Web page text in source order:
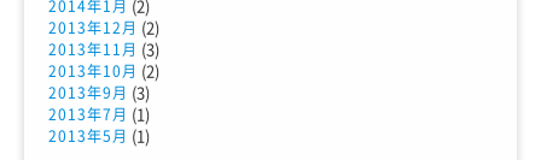
2014年1月 (2)
2013年12月 (2)
2013年11月 (3)
2013年10月 (2)
2013年9月 (3)
2013年7月 (1)
2013年5月 (1)